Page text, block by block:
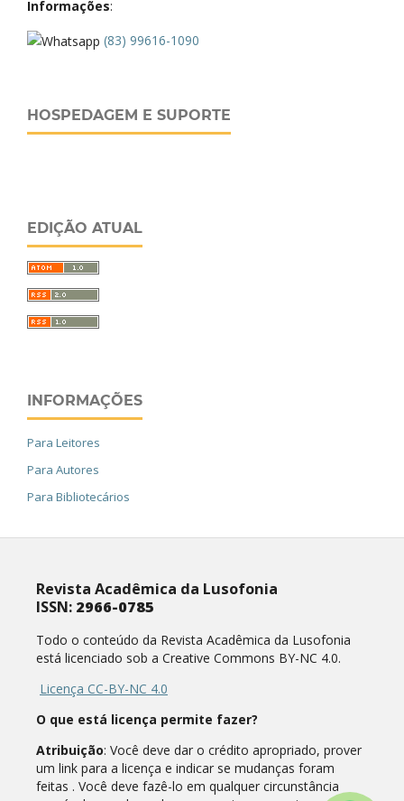
Informações:
(83) 99616-1090
HOSPEDAGEM E SUPORTE
EDIÇÃO ATUAL
INFORMAÇÕES
Para Leitores
Para Autores
Para Bibliotecários
Revista Acadêmica da Lusofonia
ISSN: 2966-0785
Todo o conteúdo da Revista Acadêmica da Lusofonia
está licenciado sob a Creative Commons BY-NC 4.0.
Licença CC-BY-NC 4.0
O que está licença permite fazer?
Atribuição: Você deve dar o crédito apropriado, prover
um link para a licença e indicar se mudanças foram
feitas . Você deve fazê-lo em qualquer circunstância